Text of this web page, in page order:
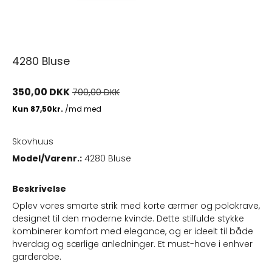
4280 Bluse
350,00 DKK 700,00 DKK
Skovhuus
Model/Varenr.: 4280 Bluse
Beskrivelse
Oplev vores smarte strik med korte ærmer og polokrave,
designet til den moderne kvinde. Dette stilfulde stykke
kombinerer komfort med elegance, og er ideelt til både
hverdag og særlige anledninger. Et must-have i enhver
garderobe.